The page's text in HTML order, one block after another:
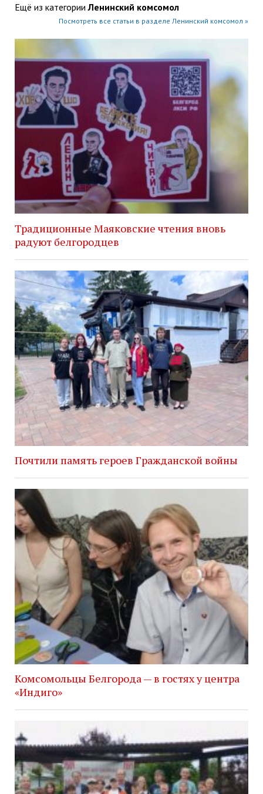
Ещё из категорииЛенинский комсомол
Посмотреть все статьи в разделе Ленинский комсомол »
Традиционные Маяковские чтения вновь
радуют белгородцев
Почтили память героев Гражданской войны
Комсомольцы Белгорода — в гостях у центра
«Индиго»